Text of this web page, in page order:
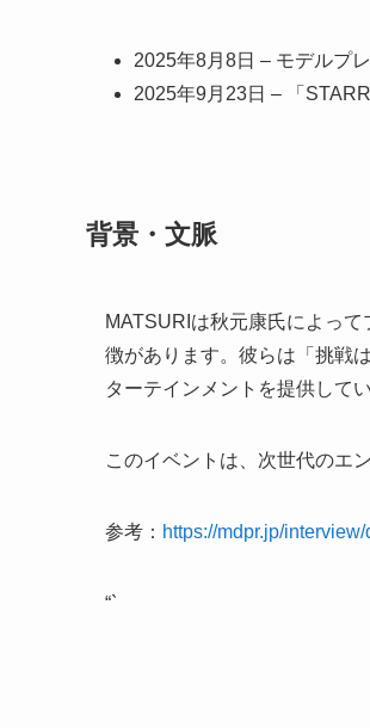
2025年8月8日 – モデルプ
2025年9月23日 – 「
背景・文脈
MATSURIは秋元康氏によっ
徴があります。彼らは「挑戦
ターテインメントを提供してい
このイベントは、次世代のエ
参考： https://mdpr.jp/
“`